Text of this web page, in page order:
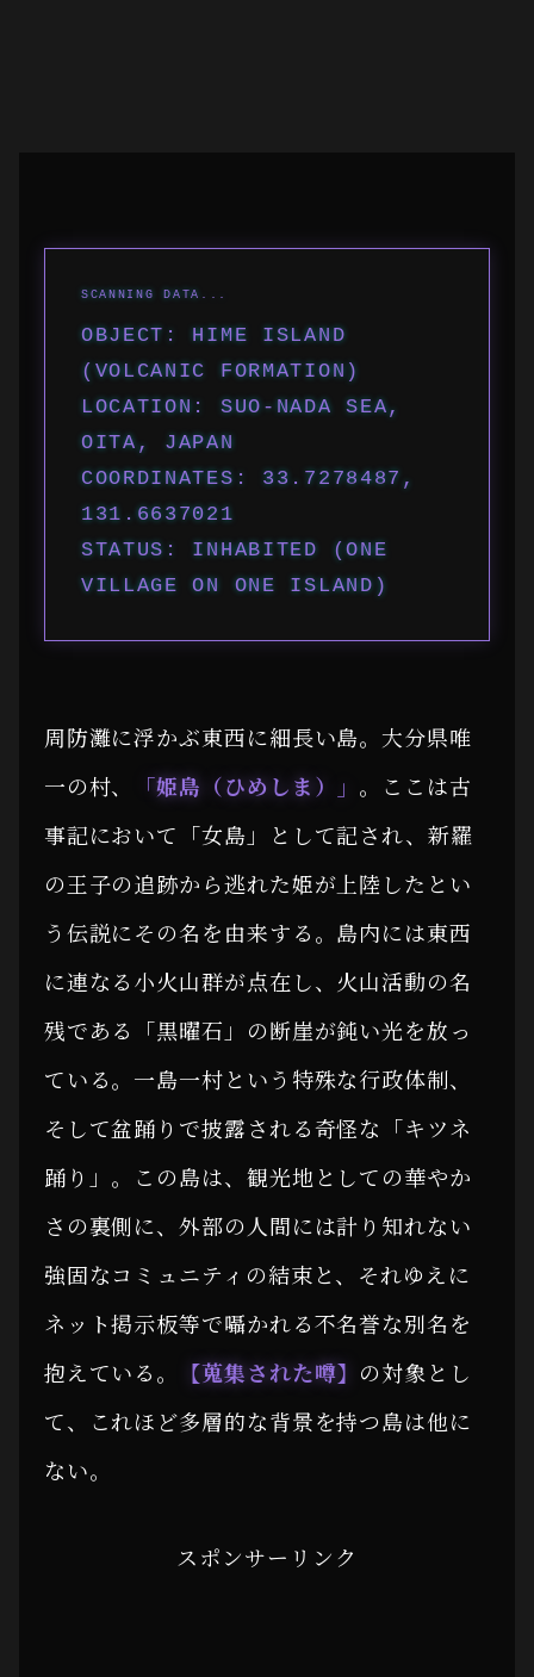
OBJECT: HIME ISLAND
(VOLCANIC FORMATION)
LOCATION: SUO-NADA SEA,
OITA, JAPAN
COORDINATES: 33.7278487,
131.6637021
STATUS: INHABITED (ONE
VILLAGE ON ONE ISLAND)
周防灘に浮かぶ東西に細長い島。大分県唯
一の村、
「姫島（ひめしま）」 。ここは古
事記において「女島」として記され、新羅
の王子の追跡から逃れた姫が上陸したとい
う伝説にその名を由来する。島内には東西
に連なる小火山群が点在し、火山活動の名
残である「黒曜石」の断崖が鈍い光を放っ
ている。一島一村という特殊な行政体制、
そして盆踊りで披露される奇怪な「キツネ
踊り」。この島は、観光地としての華やか
さの裏側に、外部の人間には計り知れない
強固なコミュニティの結束と、それゆえに
ネット掲示板等で囁かれる不名誉な別名を
抱えている。
【蒐集された噂】 の対象とし
て、これほど多層的な背景を持つ島は他に
ない。
スポンサーリンク